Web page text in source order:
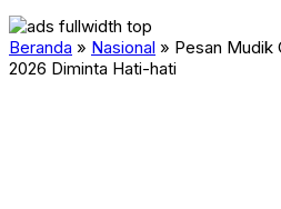
Beranda » Nasional » Pesan Mudik
2026 Diminta Hati-hati